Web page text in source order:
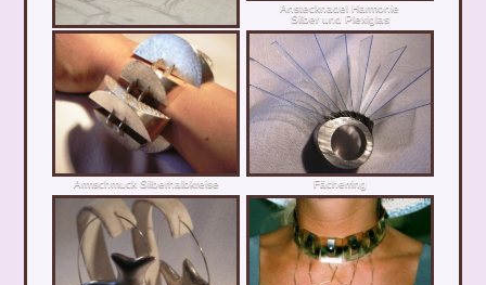
Anstecknadel Harmonie
Silber und Plexiglas
Armschmuck Silberhalbkreise Fächerring